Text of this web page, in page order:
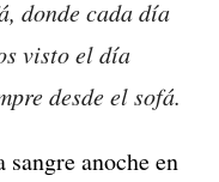
donde cada día
visto el día
desde el sofá.
anoche en